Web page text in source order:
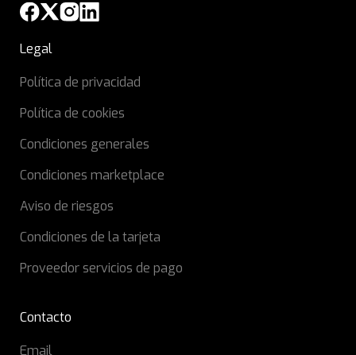
Legal
Política de privacidad
Política de cookies
Condiciones generales
Condiciones marketplace
Aviso de riesgos
Condiciones de la tarjeta
Proveedor servicios de pago
Contacto
Email